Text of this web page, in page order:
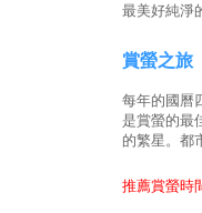
最美好純淨
賞螢之旅
每年的國曆
是賞螢的最
的繁星。都
推薦賞螢時